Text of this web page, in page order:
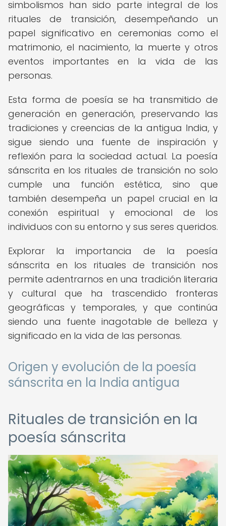
simbolismos han sido parte integral de los
rituales de transición, desempeñando un
papel significativo en ceremonias como el
matrimonio, el nacimiento, la muerte y otros
eventos importantes en la vida de las
personas.
Esta forma de poesía se ha transmitido de
generación en generación, preservando las
tradiciones y creencias de la antigua India, y
sigue siendo una fuente de inspiración y
reflexión para la sociedad actual. La poesía
sánscrita en los rituales de transición no solo
cumple una función estética, sino que
también desempeña un papel crucial en la
conexión espiritual y emocional de los
individuos con su entorno y sus seres queridos.
Explorar la importancia de la poesía
sánscrita en los rituales de transición nos
permite adentrarnos en una tradición literaria
y cultural que ha trascendido fronteras
geográficas y temporales, y que continúa
siendo una fuente inagotable de belleza y
significado en la vida de las personas.
Origen y evolución de la poesía
sánscrita en la India antigua
Rituales de transición en la
poesía sánscrita